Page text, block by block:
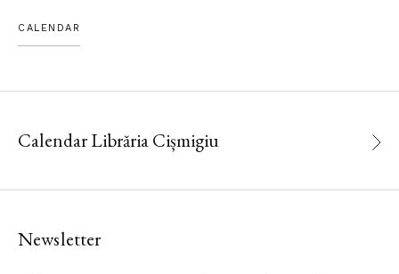
CALENDAR
Calendar Librăria Cișmigiu
Newsletter